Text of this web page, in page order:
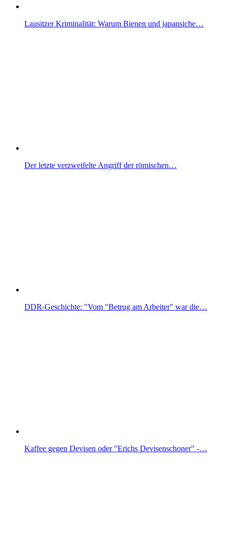
Lausitzer Kriminalität: Warum Bienen und japansiche…
Der letzte verzweifelte Angriff der römischen…
DDR-Geschichte: "Vom "Betrug am Arbeiter" war die…
Kaffee gegen Devisen oder "Erichs Devisenschoner" -…